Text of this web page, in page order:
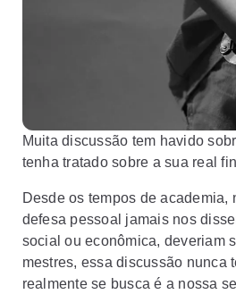
Muita discussão tem havido
tenha tratado sobre a sua real
Desde os tempos de
defesa pessoal jamais nos
social ou econômica, deveriam
mestres, essa discussão nunca
realmente se busca é a nossa